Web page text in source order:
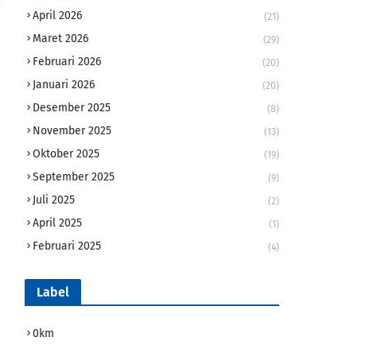
April 2026 (21)
Maret 2026 (29)
Februari 2026 (20)
Januari 2026 (20)
Desember 2025 (8)
November 2025 (13)
Oktober 2025 (19)
September 2025 (9)
Juli 2025 (2)
April 2025 (1)
Februari 2025 (4)
Label
0km